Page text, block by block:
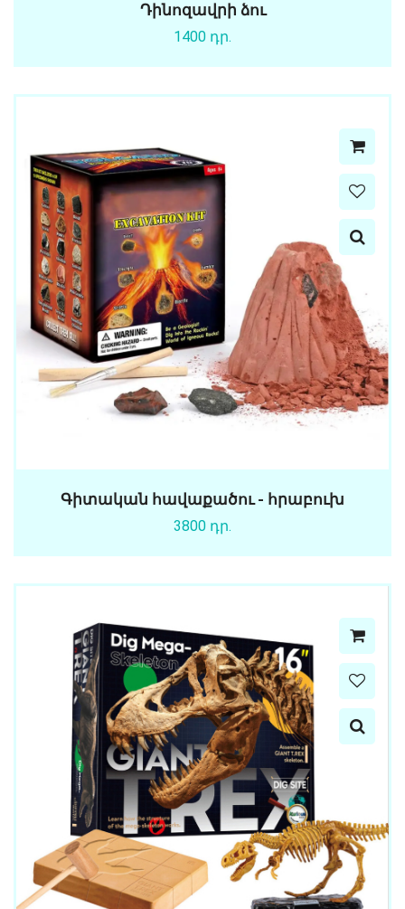
Դինոզավրի ձու
1400 դր.
Գիտական հավաքածու - հրաբուխ
3800 դր.